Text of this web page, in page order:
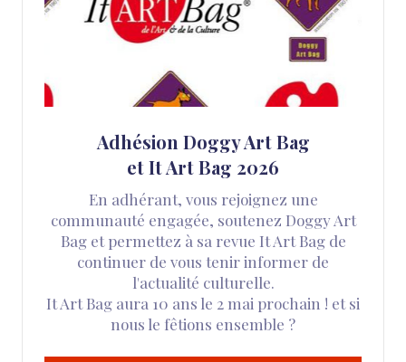
Adhésion Doggy Art Bag
et It Art Bag 2026
En adhérant, vous rejoignez une
communauté engagée, soutenez Doggy Art
Bag et permettez à sa revue It Art Bag de
continuer de vous tenir informer de
l'actualité culturelle.
It Art Bag aura 10 ans le 2 mai prochain ! et si
nous le fêtions ensemble ?